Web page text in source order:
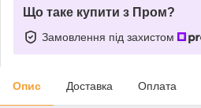
Що таке купити з Пром?
Замовлення під захистом
Опис Доставка Оплата